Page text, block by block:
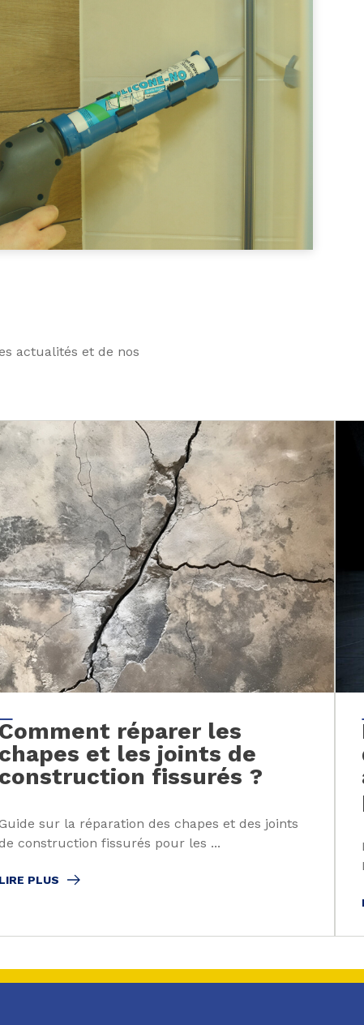
actualités et de nos
Comment réparer les
chapes et les joints de
construction fissurés ?
sur la réparation des chapes et des joints
construction fissurés pour les ...
LIRE PLUS